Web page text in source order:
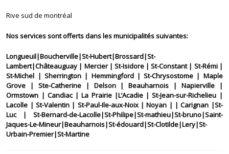
Rive sud de montréal
Nos services sont offerts dans les municipalités suivantes:
Longueuil|Boucherville|St-Hubert|Brossard|St-
Lambert|Châteauguay | Mercier | St-Isidore | St-Constant | St-Rémi |
St-Michel | Sherrington | Hemmingford | St-Chrysostome | Maple
Grove | Ste-Catherine | Delson | Beauharnois | Napierville |
Ormstown | Candiac | La Prairie |L’Acadie | St-Jean-sur-Richelieu |
Lacolle | St-Valentin | St-Paul-Ile-aux-Noix | Noyan | | Carignan |St-
Luc | St-Bernard-de-Lacolle|St-Philipe|St-mathieu|St-bruno|Saint-
Jaques-Le-Mineur|Beauharnois|St-édouard|St-Clotilde|Lery|St-
Urbain-Premier|St-Martine